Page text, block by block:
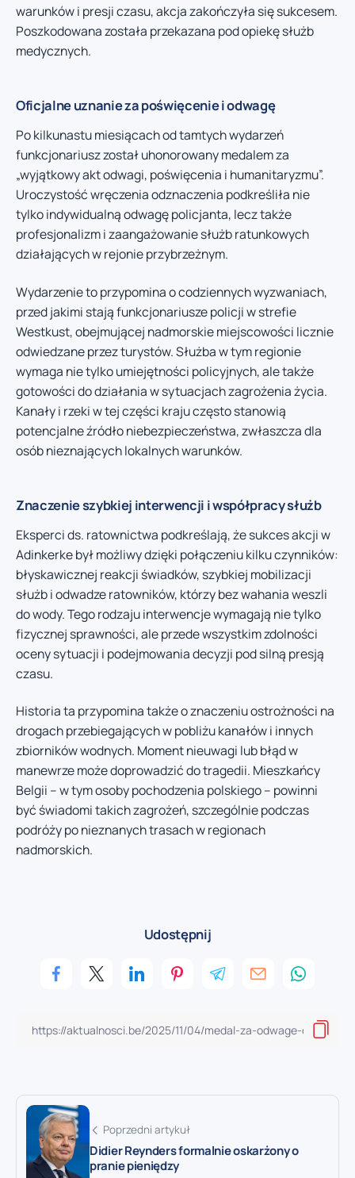
warunków i presji czasu, akcja zakończyła się sukcesem.
Poszkodowana została przekazana pod opiekę służb
medycznych.
Oficjalne uznanie za poświęcenie i odwagę
Po kilkunastu miesiącach od tamtych wydarzeń
funkcjonariusz został uhonorowany medalem za
„wyjątkowy akt odwagi, poświęcenia i humanitaryzmu”.
Uroczystość wręczenia odznaczenia podkreśliła nie
tylko indywidualną odwagę policjanta, lecz także
profesjonalizm i zaangażowanie służb ratunkowych
działających w rejonie przybrzeżnym.
Wydarzenie to przypomina o codziennych wyzwaniach,
przed jakimi stają funkcjonariusze policji w strefie
Westkust, obejmującej nadmorskie miejscowości licznie
odwiedzane przez turystów. Służba w tym regionie
wymaga nie tylko umiejętności policyjnych, ale także
gotowości do działania w sytuacjach zagrożenia życia.
Kanały i rzeki w tej części kraju często stanowią
potencjalne źródło niebezpieczeństwa, zwłaszcza dla
osób nieznających lokalnych warunków.
Znaczenie szybkiej interwencji i współpracy służb
Eksperci ds. ratownictwa podkreślają, że sukces akcji w
Adinkerke był możliwy dzięki połączeniu kilku czynników:
błyskawicznej reakcji świadków, szybkiej mobilizacji
służb i odwadze ratowników, którzy bez wahania weszli
do wody. Tego rodzaju interwencje wymagają nie tylko
fizycznej sprawności, ale przede wszystkim zdolności
oceny sytuacji i podejmowania decyzji pod silną presją
czasu.
Historia ta przypomina także o znaczeniu ostrożności na
drogach przebiegających w pobliżu kanałów i innych
zbiorników wodnych. Moment nieuwagi lub błąd w
manewrze może doprowadzić do tragedii. Mieszkańcy
Belgii – w tym osoby pochodzenia polskiego – powinni
być świadomi takich zagrożeń, szczególnie podczas
podróży po nieznanych trasach w regionach
nadmorskich.
Udostępnij
Poprzedni artykuł
Didier Reynders formalnie oskarżony o
pranie pieniędzy